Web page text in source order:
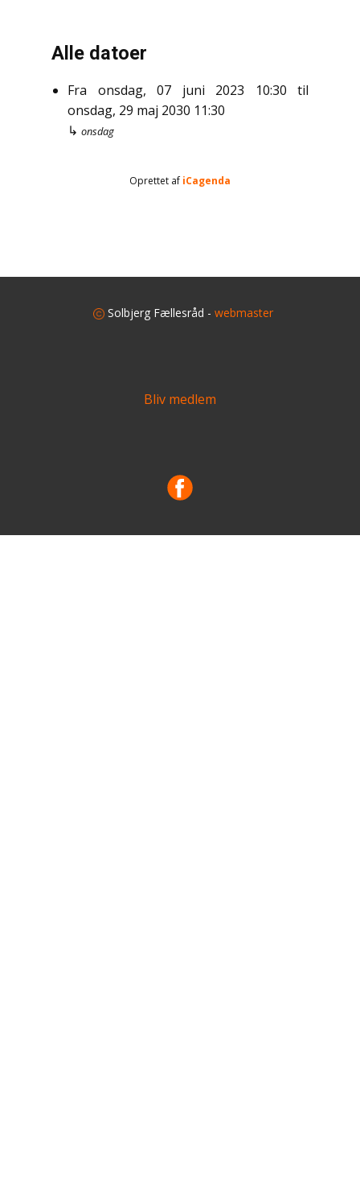
Alle datoer
Fra onsdag, 07 juni 2023 10:30
til
onsdag, 29 maj 2030 11:30
↳ onsdag
Oprettet af iCagenda
Solbjerg Fællesråd - webmaster
Bliv medlem